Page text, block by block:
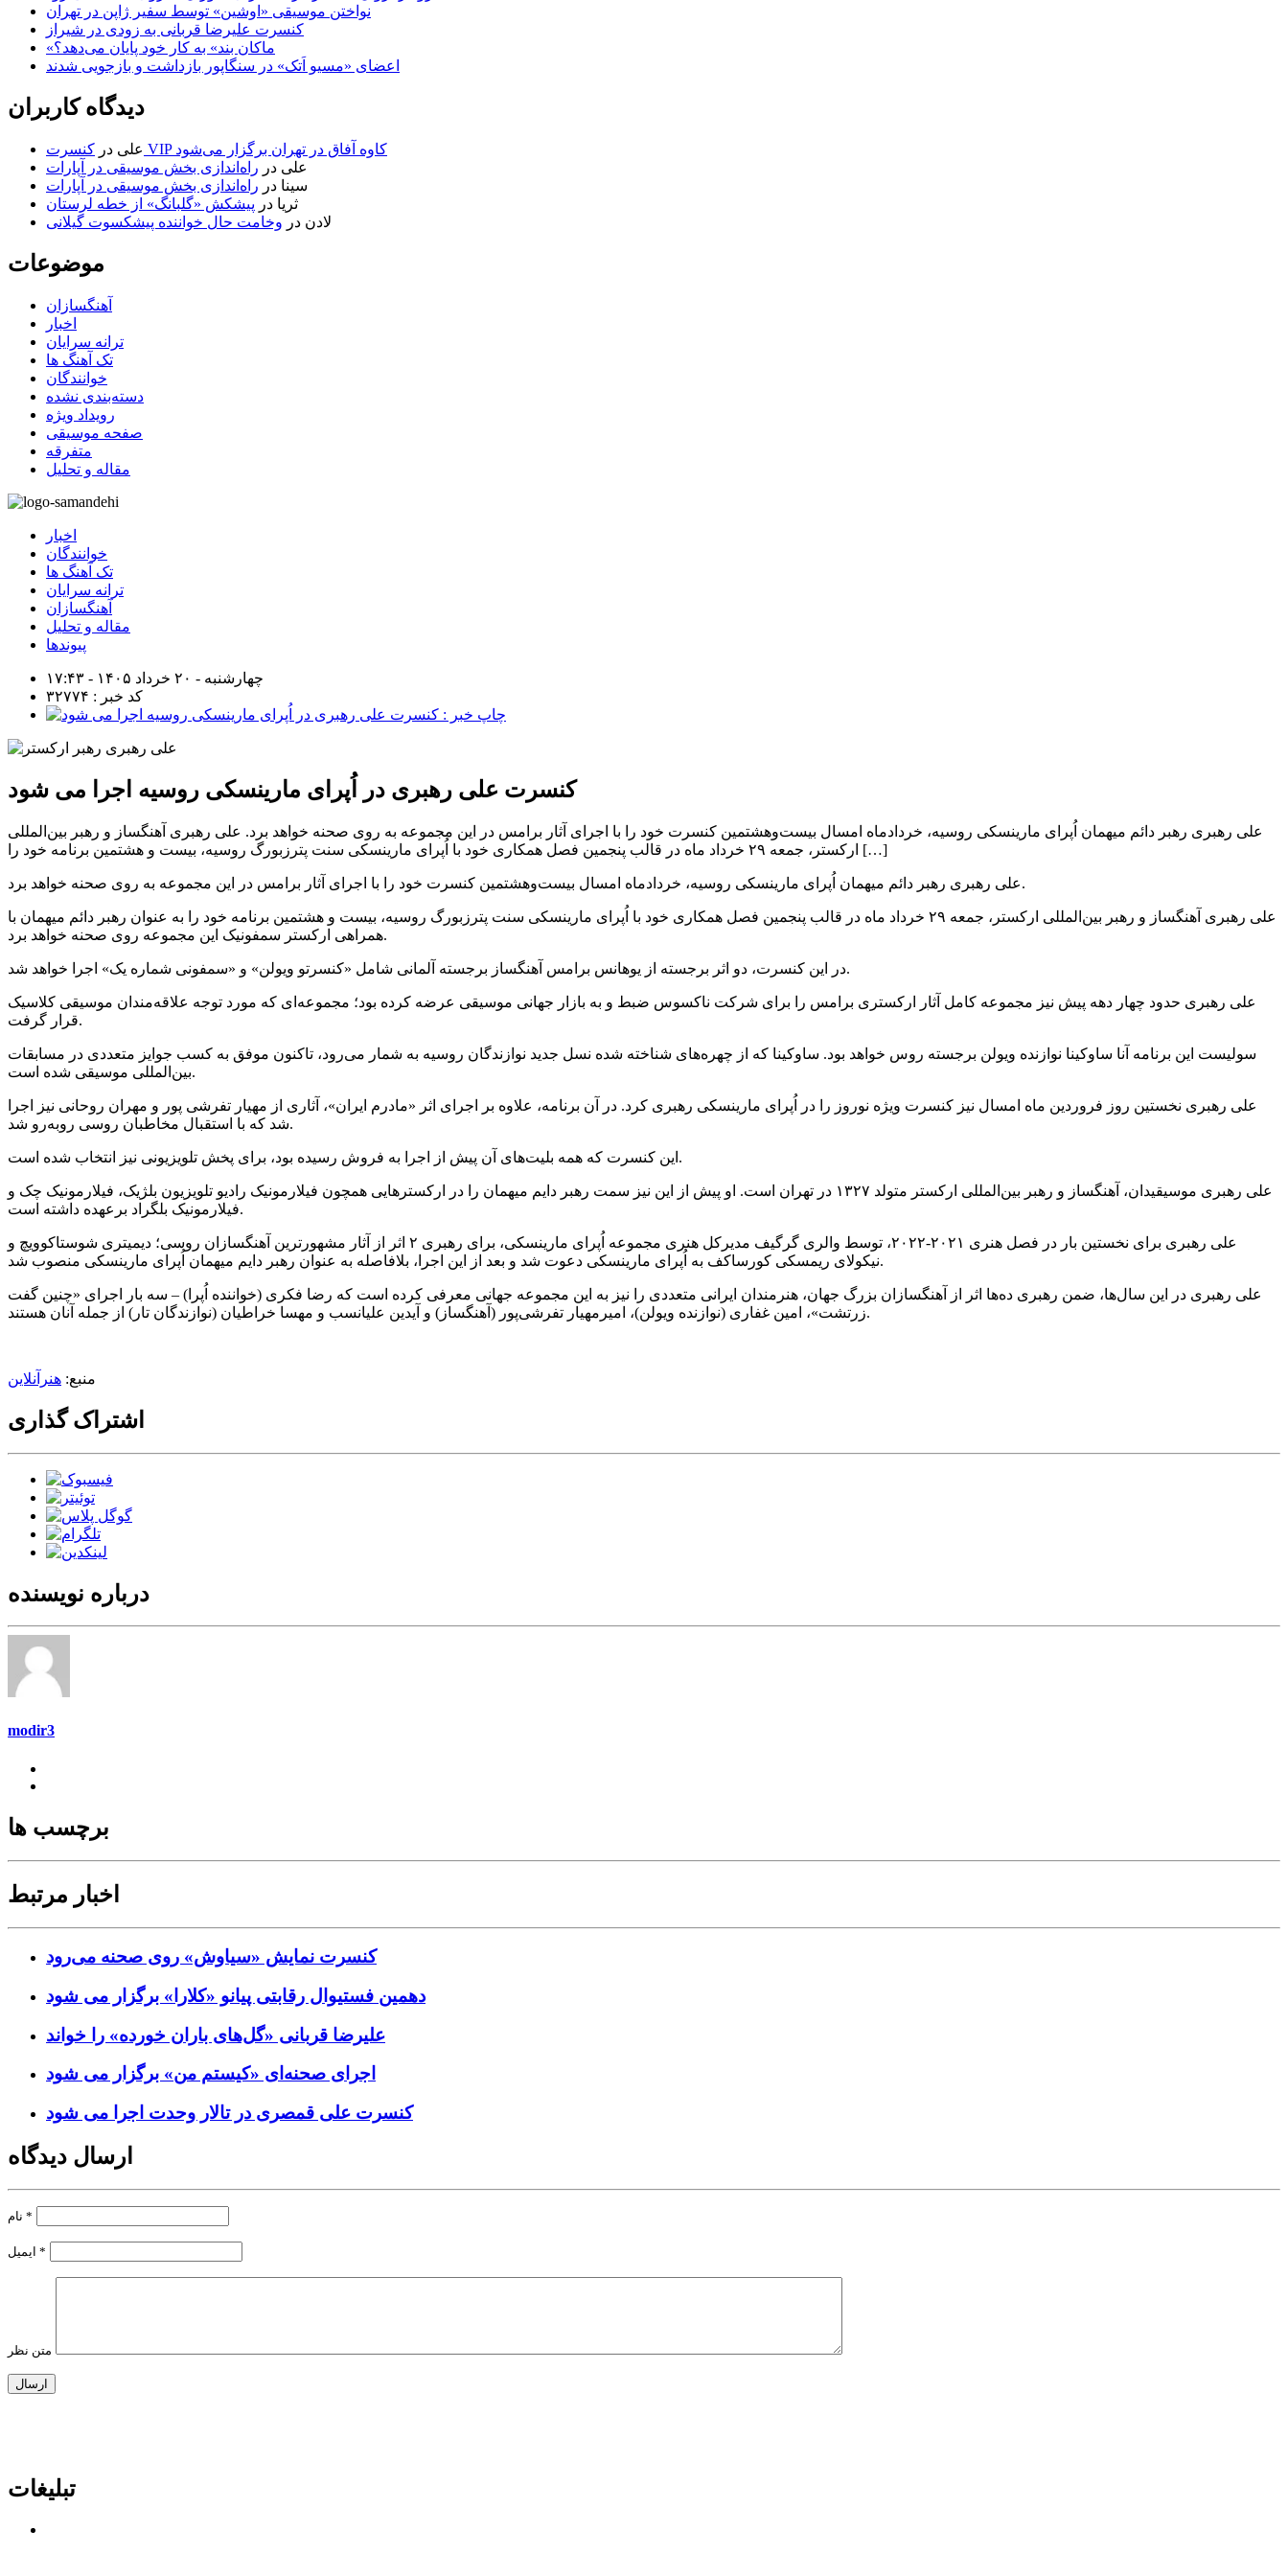
نواختن موسیقی «اوشین» توسط سفیر ژاپن در تهران
کنسرت علیرضا قربانی به زودی در شیراز
«ماکان بند» به کار خود پایان می‌دهد؟
اعضای «مسیو اَتک» در سنگاپور بازداشت و بازجویی شدند
دیدگاه کاربران
علی در
کنسرت VIP کاوه آفاق در تهران برگزار می‌شود
علی در راه‌اندازی بخش موسیقی در آپارات
سینا در راه‌اندازی بخش موسیقی در آپارات
ثریا در پیشکش «گلبانگ» از خطه لرستان
لادن در وخامت حال خواننده پیشکسوت گیلانی
موضوعات
آهنگسازان
اخبار
ترانه سرایان
تک آهنگ ها
خوانندگان
دسته‌بندی نشده
رویداد ویژه
صفحه موسیقی
متفرقه
مقاله و تحلیل
اخبار
خوانندگان
تک آهنگ ها
ترانه سرایان
آهنگسازان
مقاله و تحلیل
پیوندها
چهارشنبه - ۲۰ خرداد ۱۴۰۵ - ۱۷:۴۳
کد خبر : ۳۲۷۷۴
کنسرت علی رهبری در اُپرای مارینسکی روسیه اجرا می شود
علی رهبری رهبر دائم میهمان اُپرای مارینسکی روسیه، خردادماه امسال بیست‌وهشتمین کنسرت خود را با اجرای آثار برامس در این مجموعه به روی صحنه خواهد برد. علی رهبری آهنگساز و رهبر بین‌المللی
ارکستر، جمعه ۲۹ خرداد ماه در قالب پنجمین فصل همکاری خود با اُپرای مارینسکی سنت پترزبورگ روسیه، بیست‌ و هشتمین برنامه خود را […]
علی رهبری رهبر دائم میهمان اُپرای مارینسکی روسیه، خردادماه امسال بیست‌وهشتمین کنسرت خود را با اجرای آثار برامس در این مجموعه به روی صحنه خواهد برد.
علی رهبری آهنگساز و رهبر بین‌المللی ارکستر، جمعه ۲۹ خرداد ماه در قالب پنجمین فصل همکاری خود با اُپرای مارینسکی سنت پترزبورگ روسیه، بیست‌ و هشتمین برنامه خود را به عنوان رهبر دائم میهمان با
همراهی ارکستر سمفونیک این مجموعه روی صحنه خواهد برد.
در این کنسرت، دو اثر برجسته از یوهانس برامس آهنگساز برجسته آلمانی شامل «کنسرتو ویولن» و «سمفونی شماره یک» اجرا خواهد شد.
علی رهبری حدود چهار دهه پیش نیز مجموعه کامل آثار ارکستری برامس را برای شرکت ناکسوس ضبط و به بازار جهانی موسیقی عرضه کرده بود؛ مجموعه‌ای که مورد توجه علاقه‌مندان موسیقی کلاسیک
قرار گرفت.
سولیست این برنامه آنا ساوکینا نوازنده ویولن برجسته روس خواهد بود. ساوکینا که از چهره‌های شناخته‌ شده نسل جدید نوازندگان روسیه به شمار می‌رود، تاکنون موفق به کسب جوایز متعددی در مسابقات
بین‌المللی موسیقی شده است.
علی رهبری نخستین روز فروردین‌ ماه امسال نیز کنسرت ویژه نوروز را در اُپرای مارینسکی رهبری کرد. در آن برنامه، علاوه بر اجرای اثر «مادرم ایران»، آثاری از مهیار تفرشی‌ پور و مهران روحانی نیز اجرا
شد که با استقبال مخاطبان روسی روبه‌رو شد.
این کنسرت که همه بلیت‌های آن پیش از اجرا به فروش رسیده بود، برای پخش تلویزیونی نیز انتخاب شده است.
علی رهبری موسیقیدان، آهنگساز و رهبر بین‌المللی ارکستر متولد ۱۳۲۷ در تهران است. او پیش از این نیز سمت رهبر دایم میهمان را در ارکسترهایی همچون فیلارمونیک رادیو تلویزیون بلژیک، فیلارمونیک چک و
فیلارمونیک بلگراد برعهده داشته است.
علی رهبری برای نخستین بار در فصل هنری ۲۰۲۱-۲۰۲۲، توسط والری گرگیف مدیرکل هنری مجموعه اُپرای مارینسکی، برای رهبری ۲ اثر از آثار مشهورترین آهنگسازان روسی؛ دیمیتری شوستاکوویچ و
نیکولای ریمسکی کورساکف به اُپرای مارینسکی دعوت شد و بعد از این اجرا، بلافاصله به عنوان رهبر دایم میهمان اُپرای مارینسکی منصوب شد.
علی رهبری در این سال‌ها، ضمن رهبری ده‌ها اثر از آهنگسازان بزرگ جهان، هنرمندان ایرانی متعددی را نیز به این مجموعه جهانی معرفی کرده است که رضا فکری (خواننده اُپرا) – سه بار اجرای «چنین گفت
زرتشت»، امین غفاری (نوازنده ویولن)، امیرمهیار تفرشی‌پور (آهنگساز) و آیدین علیانسب و مهسا خراطیان (نوازندگان تار) از جمله آنان هستند.
منبع: هنرآنلاین
اشتراک گذاری
درباره نویسنده
modir3
برچسب ها
اخبار مرتبط
کنسرت‌ نمایش «سیاوش» روی صحنه می‌رود
دهمین فستیوال رقابتی پیانو «کلارا» برگزار می شود
علیرضا قربانی «گل‌های باران خورده» را خواند
اجرای صحنه‌ای «کیستم من» برگزار می شود
کنسرت علی قمصری در تالار وحدت اجرا می شود
ارسال دیدگاه
*
*
متن نظر
تبلیغات